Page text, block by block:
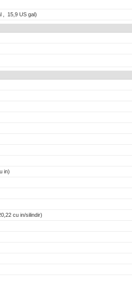
, 15,9 US gal)
in)
cu in/silindir)